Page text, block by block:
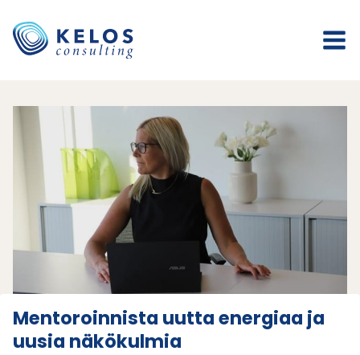
sisältöön
Mentoroinnista uutta energiaa ja
uusia näkökulmia